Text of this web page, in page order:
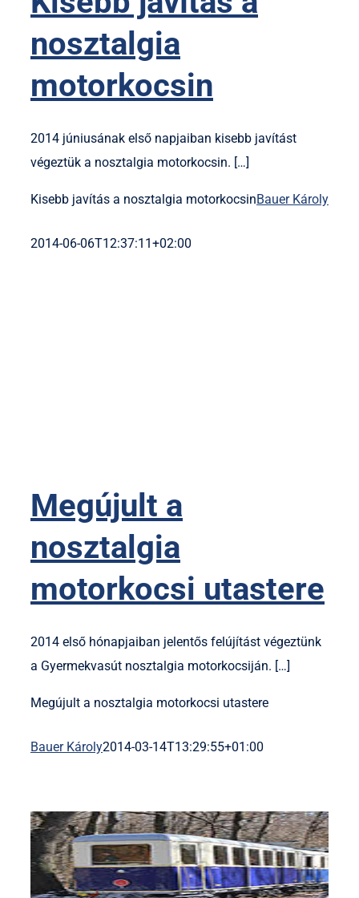
nosztalgia
motorkocsin
2014 júniusának első napjaiban kisebb javítást
végeztük a nosztalgia motorkocsin. […]
Kisebb javítás a nosztalgia motorkocsinBauer Károly
2014-06-06T12:37:11+02:00
Megújult a
nosztalgia
motorkocsi utastere
2014 első hónapjaiban jelentős felújítást végeztünk
a Gyermekvasút nosztalgia motorkocsiján. […]
Megújult a nosztalgia motorkocsi utastere
Bauer Károly2014-03-14T13:29:55+01:00